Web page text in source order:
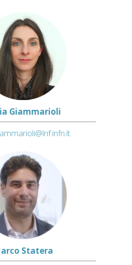
Giammarioli
Statera